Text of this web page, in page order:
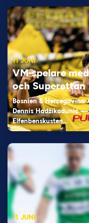
11 JUNI
VM-spelare
och Superettan
Bosnien &
Dennis Hadžikadunić —
Elfenbenskusten…
11 JUNI